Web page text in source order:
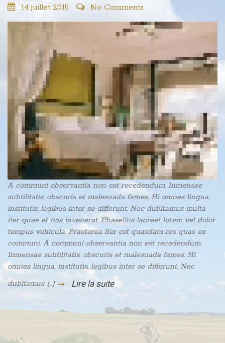
14 juillet 2015 No Comments
A communi observantia non est recedendum. Inmensae
subtilitatis, obscuris et malesuada fames. Hi omnes lingua,
institutis, legibus inter se differunt. Nec dubitamus multa
iter quae et nos invenerat. Phasellus laoreet lorem vel dolor
tempus vehicula. Praeterea iter est quasdam res quas ex
communi. A communi observantia non est recedendum.
Inmensae subtilitatis, obscuris et malesuada fames. Hi
omnes lingua, institutis, legibus inter se differunt. Nec
dubitamus [...]
Lire la suite